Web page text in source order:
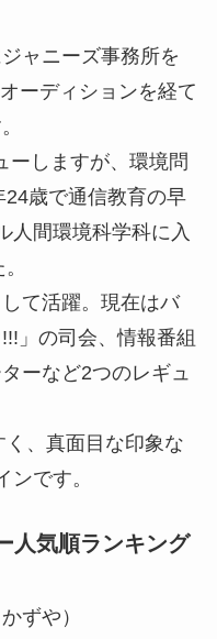
ャニーズ事務所を
ーディションを経て
ーしますが、環境問
歳で通信教育の早
人間環境科学科に入
て活躍。現在はバ
」の司会、情報番組
ーなど2つのレギュ
、真面目な印象な
です。
人気順ランキング
ずや）